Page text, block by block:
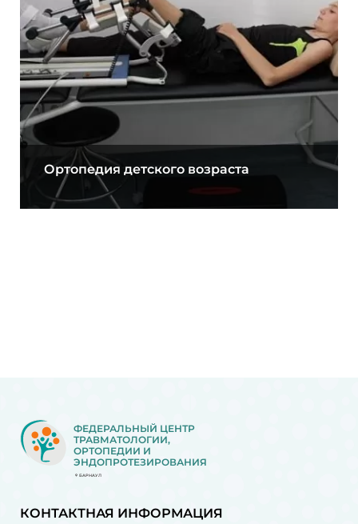
Ортопедия детского возраста
ФЕДЕРАЛЬНЫЙ ЦЕНТР
ТРАВМАТОЛОГИИ,
ОРТОПЕДИИ И
ЭНДОПРОТЕЗИРОВАНИЯ
БАРНАУЛ
КОНТАКТНАЯ ИНФОРМАЦИЯ